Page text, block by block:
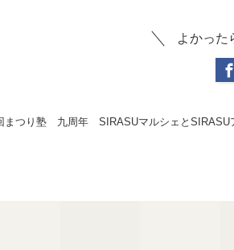
よかった
まつり塾 九周年 SIRASUマルシェとSIRASU